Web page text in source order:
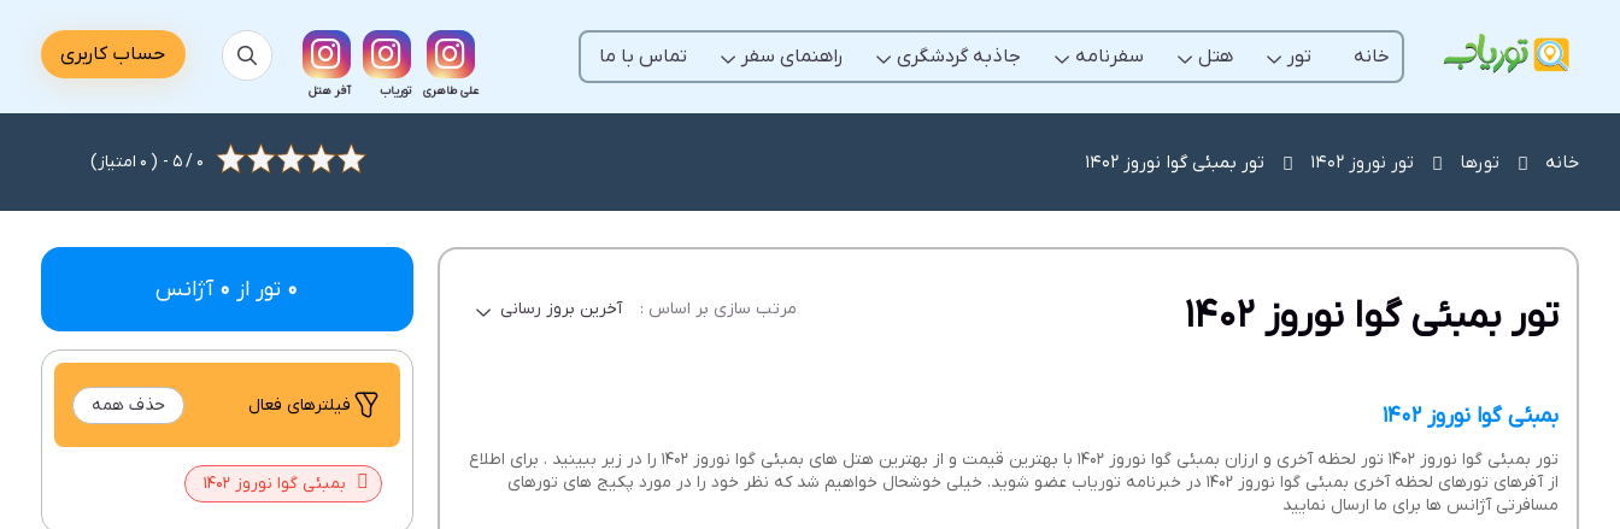
خانه تور هتل سفرنامه جاذبه گردشگری راهنمای سفر تماس با ما
علی طاهری توریاب آفر هتل
حساب کاربری
خانه تورها تور نوروز 1402 تور بمبئی گوا نوروز 1402 0
/
5
- (
0 امتیاز)
تور بمبئی گوا نوروز 1402 مرتب سازی بر اساس : آخرین بروز رسانی
بمبئی گوا نوروز 1402
تور بمبئی گوا نوروز 1402 تور لحظه آخری و ارزان بمبئی گوا نوروز 1402 با بهترین قیمت و از بهترین هتل های بمبئی گوا نوروز 1402 را در زیر ببینید . برای اطلاع
از آفرهای تورهای لحظه آخری بمبئی گوا نوروز 1402 در خبرنامه توریاب عضو شوید. خیلی خوشحال خواهیم شد که نظر خود را در مورد پکیج های تورهای
مسافرتی آژانس ها برای ما ارسال نمایید
0 تور از 0 آژانس
فیلتر‌های فعال حذف همه
بمبئی گوا نوروز 1402